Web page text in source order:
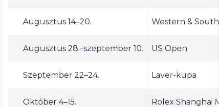
Augusztus 14–20. Western &
Augusztus 28.–szeptember 10. US Open
Szeptember 22–24. Laver-kupa
Október 4–15. Rolex Shanghai